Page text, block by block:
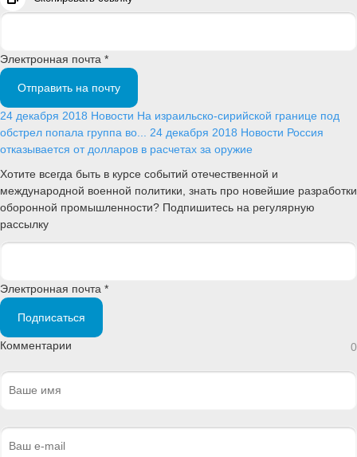
Электронная почта *
Отправить на почту
24 декабря 2018 Новости На израильско-сирийской границе под
обстрел попала группа во... 24 декабря 2018 Новости Россия
отказывается от долларов в расчетах за оружие
Хотите всегда быть в курсе событий отечественной и
международной военной политики, знать про новейшие разработки
оборонной промышленности? Подпишитесь на регулярную
рассылку
Электронная почта *
Подписаться
Комментарии 0